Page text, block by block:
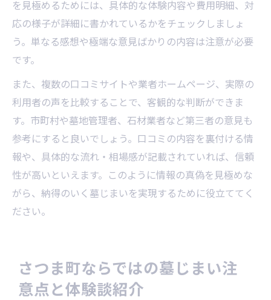
を見極めるためには、具体的な体験内容や費用明細、対
応の様子が詳細に書かれているかをチェックしましょ
う。単なる感想や極端な意見ばかりの内容は注意が必要
です。
また、複数の口コミサイトや業者ホームページ、実際の
利用者の声を比較することで、客観的な判断ができま
す。市町村や墓地管理者、石材業者など第三者の意見も
参考にすると良いでしょう。口コミの内容を裏付ける情
報や、具体的な流れ・相場感が記載されていれば、信頼
性が高いといえます。このように情報の真偽を見極めな
がら、納得のいく墓じまいを実現するために役立ててく
ださい。
さつま町ならではの墓じまい注
意点と体験談紹介